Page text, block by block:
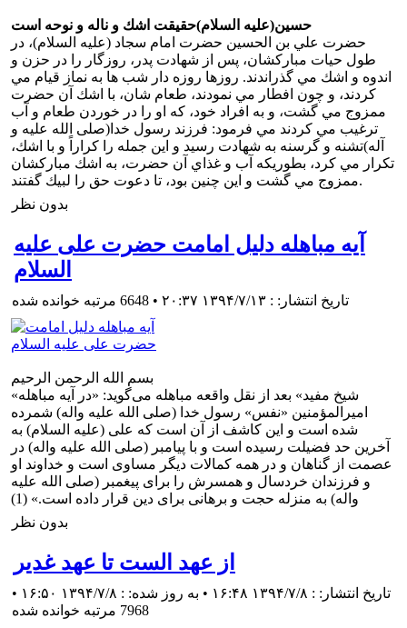
حسين(علیه السلام)حقيقت اشك و ناله و نوحه است
حضرت علي بن الحسين حضرت امام سجاد (علیه السلام)، در
طول حيات مباركشان، پس از شهادت پدر، روزگار را در حزن و
اندوه و اشك مي گذراندند. روزها روزه دار شب ها به نماز قيام مي
كردند، و چون افطار مي نمودند، طعام شان، با اشك آن حضرت
ممزوج مي گشت، و به افراد خود، كه او را در خوردن طعام و آب
ترغيب مي كردند مي فرمود: فرزند رسول خدا(صلی الله علیه و
آله)تشنه و گرسنه به شهادت رسيد و اين جمله را كراراً و با اشك،
تكرار مي كرد، بطوريكه آب و غذاي آن حضرت، به اشك مباركشان
ممزوج مي گشت و اين چنين بود، تا دعوت حق را لبيك گفتند.
بدون نظر
آیه مباهله دلیل امامت حضرت علی علیه
السلام
تاریخ انتشار: : ۱۳۹۴/۷/۱۳ ۲۰:۳۷ • 6648 مرتبه خوانده شده
بسم الله الرحمن الرحیم
«شيخ مفيد» بعد از نقل واقعه مباهله مى‌گويد: «در آيه مباهله
اميرالمؤمنين «نفس» رسول ‌خدا (صلی الله علیه واله) شمرده
شده است و اين كاشف از آن است كه على (علیه السلام) به
آخرين حد فضيلت رسيده است و با پيامبر (صلی الله علیه واله) در
عصمت از گناهان و در همه كمالات ديگر مساوى است و خداوند او
و فرزندان خردسال و همسرش را براى پيغمبر (صلی الله علیه
واله) به ‌منزله حجت و برهانى براى دين قرار داده است.» (1)
بدون نظر
از عهد الست تا عهد غدير
تاریخ انتشار: : ۱۳۹۴/۷/۸ ۱۶:۴۸ • به روز شده: : ۱۳۹۴/۷/۸ ۱۶:۵۰
•
7968 مرتبه خوانده شده